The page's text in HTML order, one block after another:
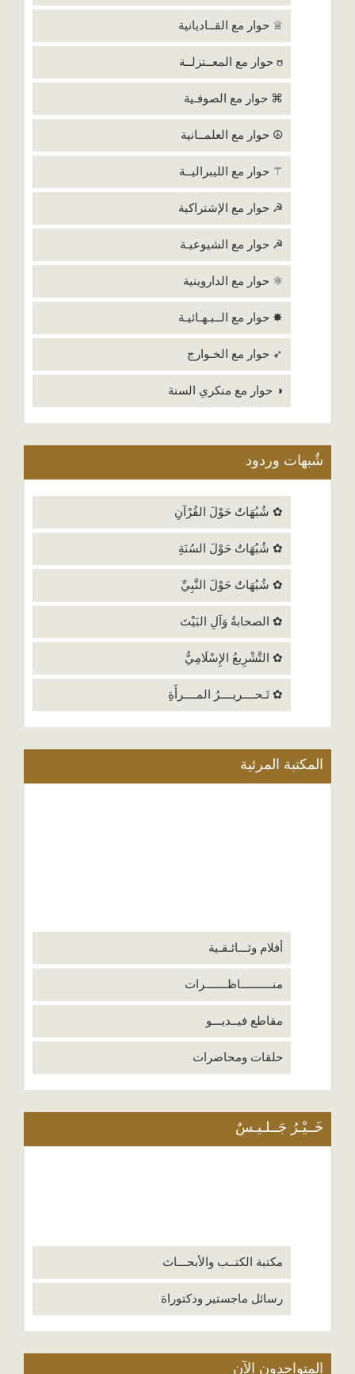
♕ حوار مع القــاديانية
ʊ حوار مع المعــتزلــة
⌘ حوار مع الصوفـية
☮ حوار مع العلمــانية
⚚ حوار مع الليبراليــة
☭ حوار مع الإشتراكية
☭ حوار مع الشيوعيـة
⚛ حوار مع الداروينية
✸ حوار مع الــبـهـائيـة
➶ حوار مع الخـوارج
◑ حوار مع منكري السنة
شٌبهات وردود
✿ شُبُهَاتٌ حَوْلَ القُرْآنِ
✿ شُبُهَاتٌ حَوْلَ السُنَةِ
✿ شُبُهَاتٌ حَوْلَ النَّبِيِّ
✿ الصحابةُ وَآلِ البَيْتَ
✿ التَّشْرِيعُ الإِسْلَامِيُّ
✿ تَـحــــريــــرُ المــــرأَةِ
المكتبة المرئية
أفلام وثـــائـقـية
منــــــــــاظـــــــرات
مقاطع فيــديـــو
حلقات ومحاضرات
خَــيْـرُ جَــلـيـسٌ
مكتبة الكتــب والأبحـــاث
رسائل ماجستير ودكتوراة
المتواجدون الآن